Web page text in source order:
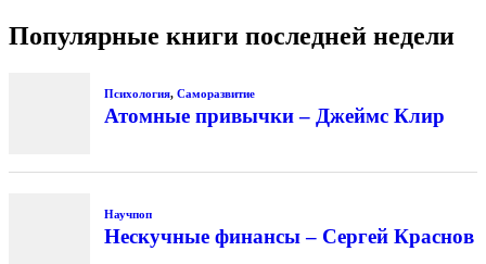
Популярные книги последней недели
Психология, Саморазвитие
Атомные привычки – Джеймс Клир
Научпоп
Нескучные финансы – Сергей Краснов